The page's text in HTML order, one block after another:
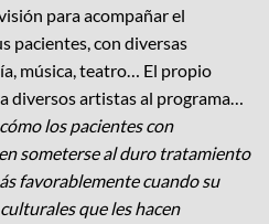
para acompañar el
pacientes, con diversas
música, teatro… El propio
diversos artistas al programa…
cómo los pacientes con
someterse al duro tratamiento
favorablemente cuando su
que les hacen